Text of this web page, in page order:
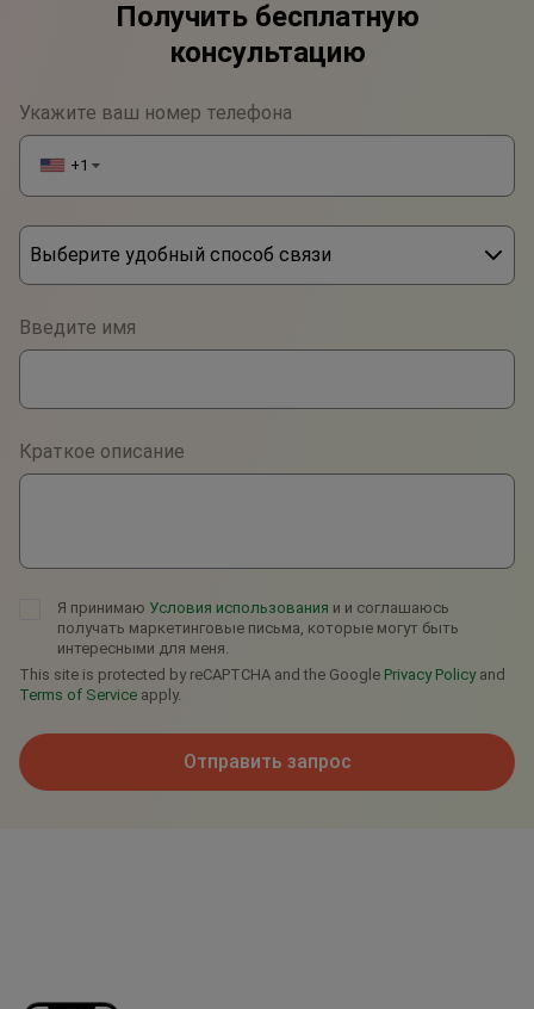
Получить бесплатную
консультацию
Укажите ваш номер телефона
+1 ▼
Выберите удобный способ связи
WhatsApp
Viber
Telegram
Введите имя
Краткое описание
Я принимаю Условия использования и и соглашаюсь
получать маркетинговые письма, которые могут быть
интересными для меня.
This site is protected by reCAPTCHA and the Google Privacy Policyand
Terms of Service apply.
Отправить запрос